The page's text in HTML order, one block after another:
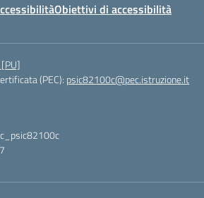
Obiettivi di accessibilità
(PEC): psic82100c@pec.istruzione.it